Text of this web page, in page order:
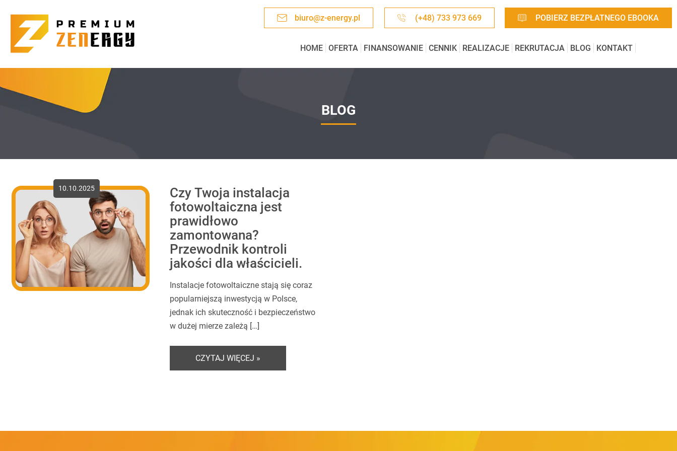
biuro@z-energy.pl (+48) 733 973 669 POBIERZ BEZPŁATNEGO EBOOKA
HOME OFERTA FINANSOWANIE CENNIK REALIZACJE REKRUTACJA BLOG KONTAKT
BLOG
10.10.2025
Czy Twoja instalacja
fotowoltaiczna jest
prawidłowo
zamontowana?
Przewodnik kontroli
jakości dla właścicieli.
Instalacje fotowoltaiczne stają się coraz
popularniejszą inwestycją w Polsce,
jednak ich skuteczność i bezpieczeństwo
w dużej mierze zależą […]
CZYTAJ WIĘCEJ »